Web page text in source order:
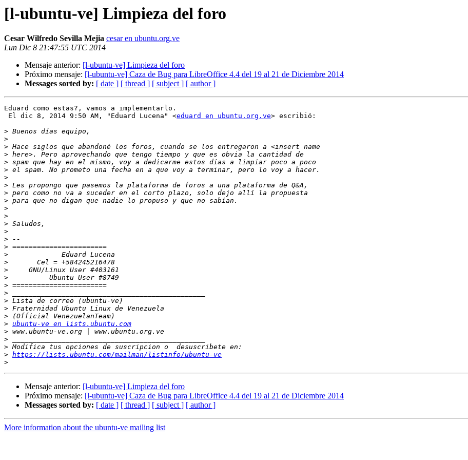
[l-ubuntu-ve] Limpieza del foro
Cesar Wilfredo Sevilla Mejia cesar en ubuntu.org.ve
Lun Dic 8 21:47:55 UTC 2014
Mensaje anterior: [l-ubuntu-ve] Limpieza del foro
Próximo mensaje: [l-ubuntu-ve] Caza de Bug para LibreOffice 4.4 del 19 al 21 de Diciembre 2014
Messages sorted by: [ date ] [ thread ] [ subject ] [ author ]
Eduard como estas?, vamos a implementarlo.
El dic 8, 2014 9:50 AM, "Eduard Lucena" <eduard en ubuntu.org.ve> escribió:
>
>
>
>
>
>
>
>
>
>
>
>
>
>
>
>
>
>
>
>
>
>
>
>
>
> ubuntu-ve en lists.ubuntu.com
>
>
>
> https://lists.ubuntu.com/mailman/listinfo/ubuntu-ve
>
Mensaje anterior: [l-ubuntu-ve] Limpieza del foro
Próximo mensaje: [l-ubuntu-ve] Caza de Bug para LibreOffice 4.4 del 19 al 21 de Diciembre 2014
Messages sorted by: [ date ] [ thread ] [ subject ] [ author ]
More information about the ubuntu-ve mailing list